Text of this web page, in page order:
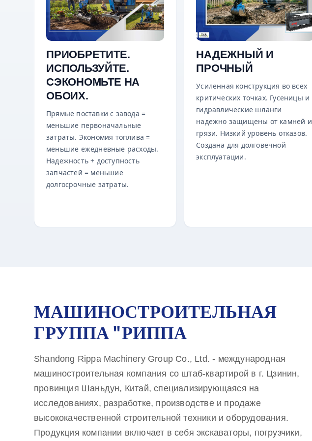
ПРИОБРЕТИТЕ.
ИСПОЛЬЗУЙТЕ.
СЭКОНОМЬТЕ НА
ОБОИХ.
Прямые поставки с завода =
меньшие первоначальные
затраты. Экономия топлива =
меньшие ежедневные расходы.
Надежность + доступность
запчастей = меньшие
долгосрочные затраты.
НАДЕЖНЫЙ И
ПРОЧНЫЙ
Усиленная конструкция во всех
критических точках. Гусеницы и
гидравлические шланги
надежно защищены от камней и
грязи. Низкий уровень отказов.
Создана для долговечной
эксплуатации.
МАШИНОСТРОИТЕЛЬНАЯ
ГРУППА "РИППА
Shandong Rippa Machinery Group Co., Ltd. - международная
машиностроительная компания со штаб-квартирой в г. Цзинин,
провинция Шаньдун, Китай, специализирующаяся на
исследованиях, разработке, производстве и продаже
высококачественной строительной техники и оборудования.
Продукция компании включает в себя экскаваторы, погрузчики,